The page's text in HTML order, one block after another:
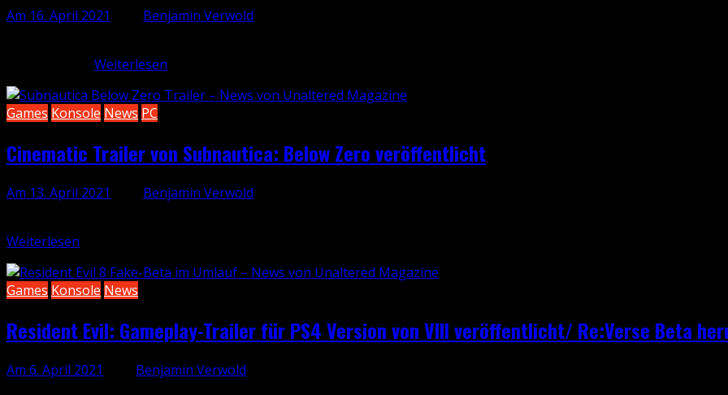
Am 16. April 2021
Benjamin Verwold
Weiterlesen
Games Konsole News PC
Cinematic Trailer von Subnautica: Below Zero veröffentlicht
Am 13. April 2021
Benjamin Verwold
Weiterlesen
Games Konsole News
Resident Evil: Gameplay-Trailer für PS4 Version von VIII veröffentlicht/ Re:Verse Beta
Am 6. April 2021
Benjamin Verwold